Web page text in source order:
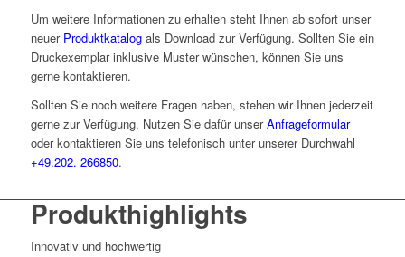
Um weitere Informationen zu erhalten steht Ihnen ab sofort unser
neuer Produktkatalogals Download zur Verfügung. Sollten Sie ein
Druckexemplar inklusive Muster wünschen, können Sie uns
gerne kontaktieren.
Sollten Sie noch weitere Fragen haben, stehen wir Ihnen jederzeit
gerne zur Verfügung. Nutzen Sie dafür unserAnfrageformular
oder kontaktieren Sie uns telefonisch unter unserer Durchwahl
+49.202. 266850.
Produkthighlights
Innovativ und hochwertig